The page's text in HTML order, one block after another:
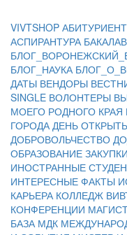
VIVTSHOP
АСПИРАНТУРА
БЛОГ_НАУКА
ДАТЫ ВЕНДОРЫ
SINGLE ВОЛОНТЕРЫ
МОЕГО РОДНОГО КРАЯ
ГОРОДА ДЕНЬ
ДОБРОВОЛЬЧЕСТВО
ОБРАЗОВАНИЕ ЗАКУПКИ
ИНОСТРАННЫЕ
ИНТЕРЕСНЫЕ ФАКТЫ
КАРЬЕРА КОЛЛЕДЖ
КОНФЕРЕНЦИИ
БАЗА МДК